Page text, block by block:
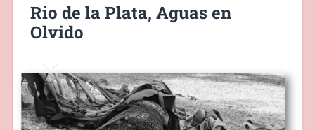
Rio de la Plata, Aguas en
Olvido